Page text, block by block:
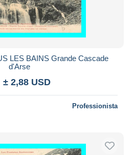
LES BAINS Grande Cascade
d'Arse
± 2,88 USD
Professionista